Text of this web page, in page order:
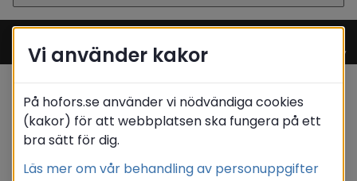
Meny
Startsida
Vi använder kakor
På hofors.se använder vi nödvändiga cookies
(kakor) för att webbplatsen ska fungera på ett
bra sätt för dig.
Läs mer om vår behandling av personuppgifter